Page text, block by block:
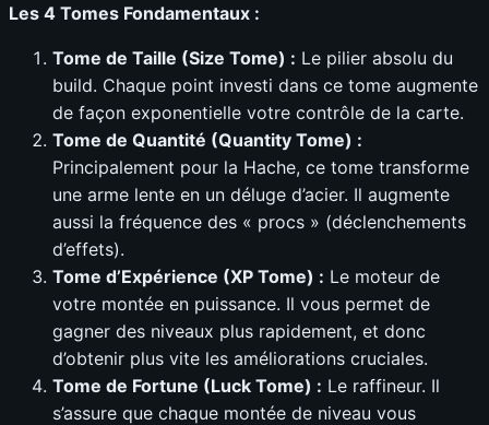
Les 4 Tomes Fondamentaux :
Tome de Taille (Size Tome) : Le pilier absolu du
build. Chaque point investi dans ce tome augmente
de façon exponentielle votre contrôle de la carte.
Tome de Quantité (Quantity Tome) :
Principalement pour la Hache, ce tome transforme
une arme lente en un déluge d’acier. Il augmente
aussi la fréquence des « procs » (déclenchements
d’effets).
Tome d’Expérience (XP Tome) : Le moteur de
votre montée en puissance. Il vous permet de
gagner des niveaux plus rapidement, et donc
d’obtenir plus vite les améliorations cruciales.
Tome de Fortune (Luck Tome) : Le raffineur. Il
s’assure que chaque montée de niveau vous